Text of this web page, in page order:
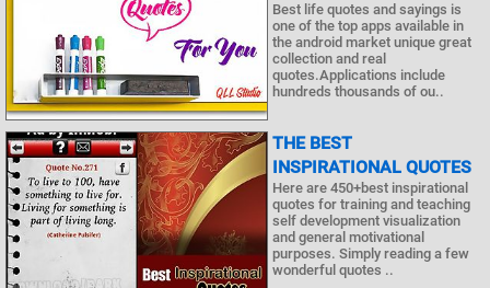
Best life quotes and sayings is
one of the top apps available in
the android market unique great
collection and real
quotes.Applications include
hundreds thousands of ou..
THE BEST
INSPIRATIONAL QUOTES
Here are 450+best inspirational
quotes for training and teaching
self development visualization
and general motivational
purposes. Simply reading a few
wonderful quotes ..